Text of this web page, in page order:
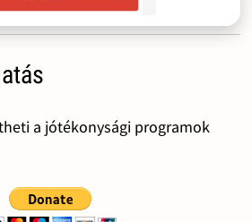
a jótékonysági programok